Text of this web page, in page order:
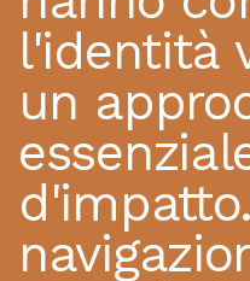
l'identità
un